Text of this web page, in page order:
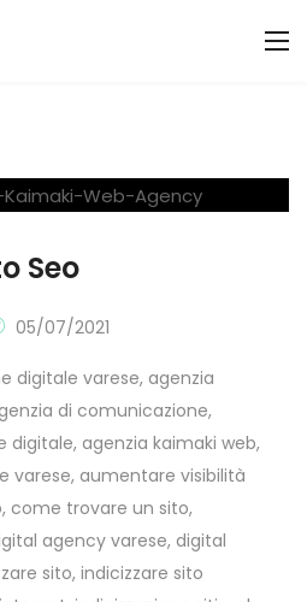
Seo
05/07/2021
digitale varese, agenzia
di comunicazione,
digitale, agenzia kaimaki web,
varese, aumentare visibilità
, come trovare un sito,
agency varese, digital
sito, indicizzare sito